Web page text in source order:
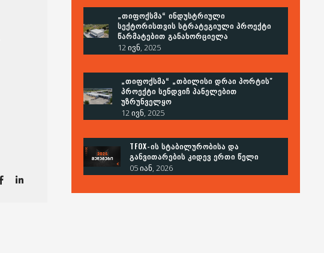
„ᲗᲘᲤᲝᲥᲡᲛᲐ“ ᲘᲜᲓᲣᲡᲢᲠᲘᲣᲚᲘ
ᲡᲔᲥᲢᲝᲠᲘᲡᲗᲕᲘᲡ ᲡᲢᲠᲐᲢᲔᲒᲘᲣᲚᲘ ᲞᲠᲝᲔᲥᲢᲘ
ᲬᲐᲠᲛᲐᲢᲔᲑᲘᲗ ᲒᲐᲜᲐᲮᲝᲠᲪᲘᲔᲚᲐ
12 ივნ, 2025
„ᲗᲘᲤᲝᲥᲡᲛᲐ“ „ᲗᲑᲘᲚᲘᲡᲘ ᲓᲠᲐᲘ ᲞᲝᲠᲢᲘᲡ"
ᲞᲠᲝᲔᲥᲢᲘ ᲡᲔᲜᲓᲕᲘᲩ ᲞᲐᲜᲔᲚᲔᲑᲘᲗ
ᲣᲖᲠᲣᲜᲕᲔᲚᲧᲝ
12 ივნ, 2025
TFOX-ᲘᲡ ᲡᲢᲐᲑᲘᲚᲣᲠᲝᲑᲘᲡᲐ ᲓᲐ
ᲒᲐᲜᲕᲘᲗᲐᲠᲔᲑᲘᲡ ᲙᲘᲓᲔᲕ ᲔᲠᲗᲘ ᲬᲔᲚᲘ
05 იან, 2026